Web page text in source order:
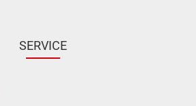
SERVICE